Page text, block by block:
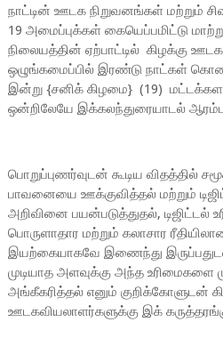
நாட்டின் ஊடக நிறுவனங்கள் மற்றும்
19 அமைப்புக்கள் கையெப்பமிட்டு
நிலையத்தின் ஏற்பாட்டில் கிழக்கு
ஒழுங்கமைப்பில் இரண்டு நாட்கள்
இன்று {சனிக் கிழமை} (19)
ஒன்றிலேயே இக்கலந்துரையாடல்
பொறுப்புணர்வுடன் கூடிய விதத்தில்
பாவனையை ஊக்குவித்தல் மற்றும்
அறிவினை பயன்படுத்துதல், டிஜிட்டல்
பொருளாதார மற்றும் கலாசார
இயற்கையாகவே இணைந்து இருப்பதுடன்
முடியாத அளவுக்கு அந்த உரிமைகளை
அங்கீகரித்தல் எனும் குறிக்கோளுடன்
ஊடகவியலாளர்களுக்கு இக்